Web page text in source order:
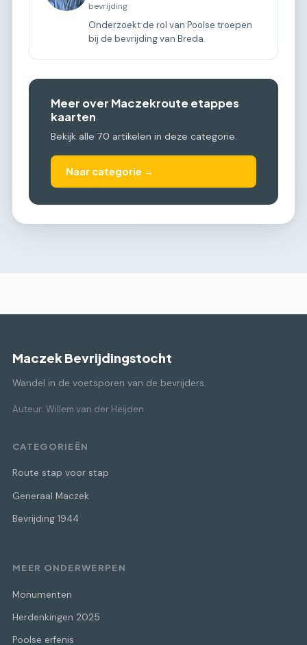
bevrijding
Onderzoekt de rol van Poolse troepen
bij de bevrijding van Breda.
Meer over Maczekroute etappes
kaarten
Bekijk alle 70 artikelen in deze categorie.
Naar categorie →
Maczek Bevrijdingstocht
Wandel in de voetsporen van de bevrijders.
Auteur: Willem van der Heijden
CATEGORIEËN
Route stap voor stap
Generaal Maczek
Bevrijding 1944
MEER ONDERWERPEN
Monumenten
Herdenkingen 2025
Poolse erfenis